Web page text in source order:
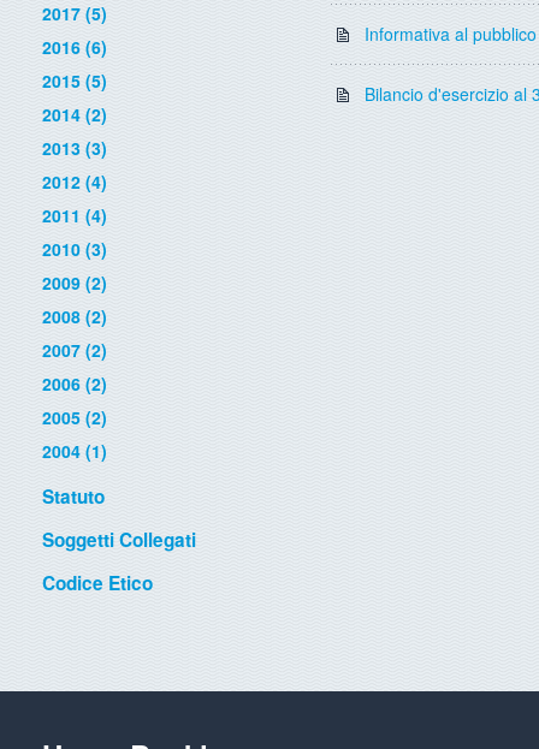
2017 (5)
2016 (6)
2015 (5)
2014 (2)
2013 (3)
2012 (4)
2011 (4)
2010 (3)
2009 (2)
2008 (2)
2007 (2)
2006 (2)
2005 (2)
2004 (1)
Statuto
Soggetti Collegati
Codice Etico
Informativa al
Bilancio d'esercizio al